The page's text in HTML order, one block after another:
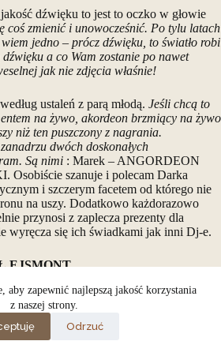
zapewnić najlepszą jakość korzystania
z naszej strony.
Odrzuć
dźwięku to jest to oczko w głowie
coś zmienić i unowocześnić. Po tylu latach
jedno – prócz dźwięku, to światło robi
a co Wam zostanie po nawet
jak nie zdjęcia właśnie!
ustaleń z parą młodą. Jeśli chcą to
na żywo, akordeon brzmiący na żywo
niż ten puszczony z nagrania.
dwóch doskonałych
Są nimi : Marek – ANGORDEON
Osobiście szanuje i polecam Darka
i szczerym facetem od którego nie
na uszy. Dodatkowo każdorazowo
przynosi z zaplecza prezenty dla
wyręcza się ich świadkami jak inni Dj-e.
EJSMONT